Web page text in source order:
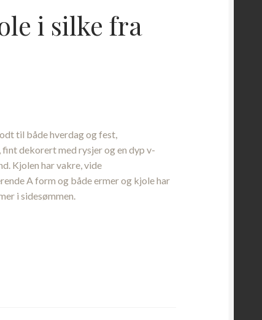
i silke fra
til både hverdag og fest,
fint dekorert med rysjer og en dyp v-
Kjolen har vakre, vide
A form og både ermer og kjole har
i sidesømmen.